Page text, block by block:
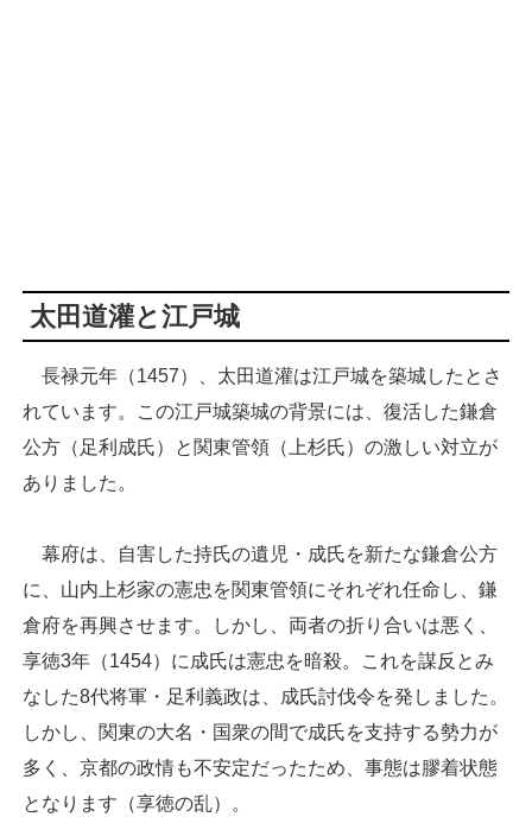
太田道灌と江戸城
長禄元年（1457）、太田道灌は江戸城を築城したとさ
れています。この江戸城築城の背景には、復活した鎌倉
公方（足利成氏）と関東管領（上杉氏）の激しい対立が
ありました。
幕府は、自害した持氏の遺児・成氏を新たな鎌倉公方
に、山内上杉家の憲忠を関東管領にそれぞれ任命し、鎌
倉府を再興させます。しかし、両者の折り合いは悪く、
享徳3年（1454）に成氏は憲忠を暗殺。これを謀反とみ
なした8代将軍・足利義政は、成氏討伐令を発しました。
しかし、関東の大名・国衆の間で成氏を支持する勢力が
多く、京都の政情も不安定だったため、事態は膠着状態
となります（享徳の乱）。